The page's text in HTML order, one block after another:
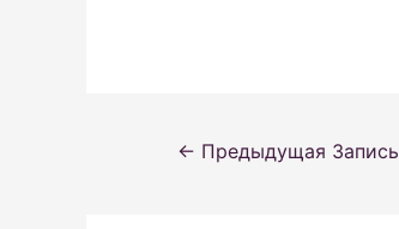
Навигация
← Предыдущая Запись